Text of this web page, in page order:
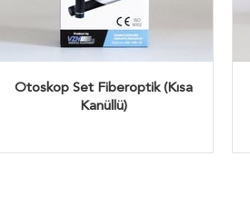
Otoskop Set Fiberoptik (Kısa
Kanüllü)